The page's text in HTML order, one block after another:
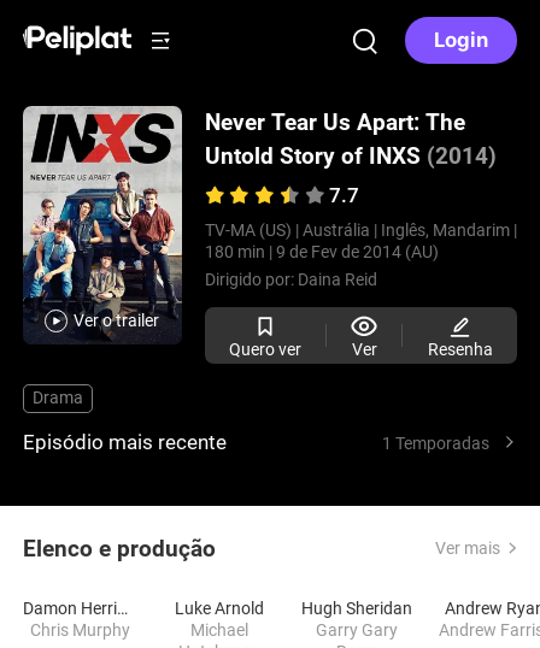
Login
Ver o trailer
Never Tear Us Apart: The
Untold Story of INXS (2014)
7.7
TV-MA (US) | Austrália | Inglês, Mandarim |
180 min | 9 de Fev de 2014 (AU)
Dirigido por: Daina Reid
Quero ver Ver Resenha
Drama
Episódio mais recente 1 Temporadas
Elenco e produção Ver mais
Damon Herriman
Chris Murphy
Luke Arnold
Michael
Hugh Sheridan
Garry Gary
Andrew
Andrew